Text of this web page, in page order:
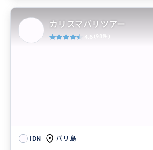
IDN バリ島
カリスマバリツアー
4.6 (98件)